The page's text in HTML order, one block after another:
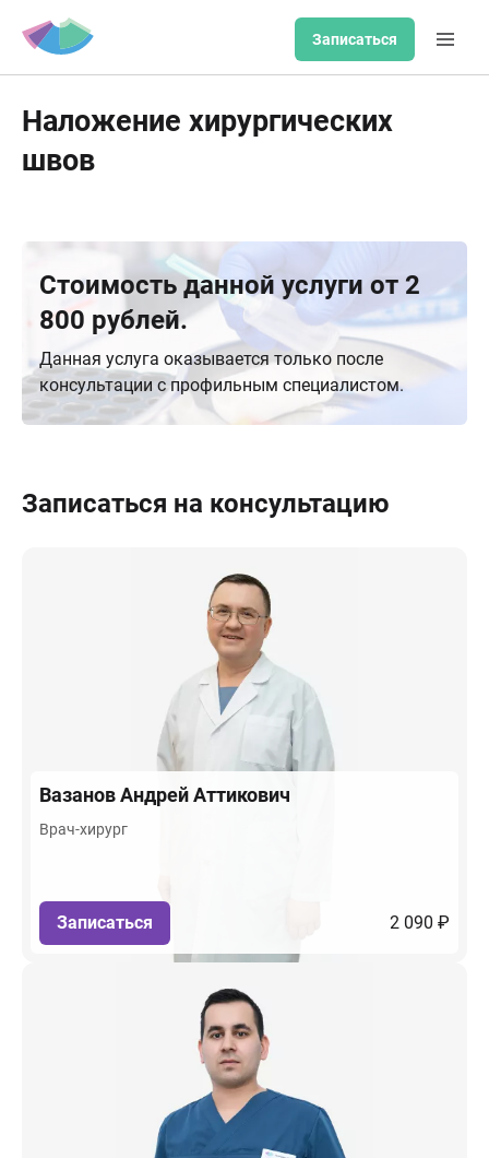
Записаться
Наложение хирургических
швов
Стоимость данной услуги от 2
800 рублей.
Данная услуга оказывается только после
консультации с профильным специалистом.
Записаться на консультацию
ВазановАндрей Аттикович
Врач-хирург
Записаться 2 090 ₽